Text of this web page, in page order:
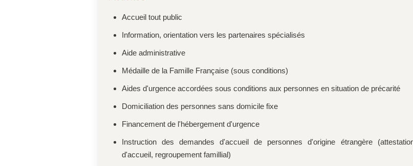
Accueil tout public
Information, orientation vers les partenaires spécialisés
Aide administrative
Médaille de la Famille Française (sous conditions)
Aides d'urgence accordées sous conditions aux personnes en situation de précarité
Domiciliation des personnes sans domicile fixe
Financement de l'hébergement d'urgence
Instruction des demandes d'accueil de personnes d'origine étrangère
d'accueil, regroupement famillial)